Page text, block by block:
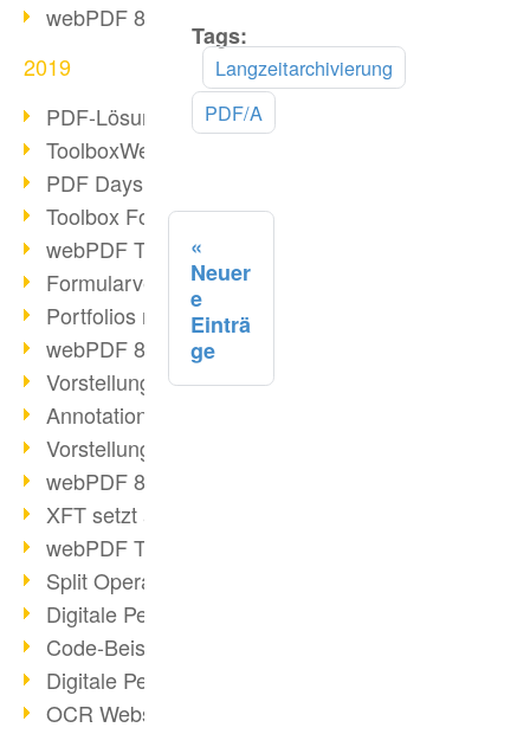
webPDF 8 Neuerungen (Teil 1)
2019
PDF-Lösung für Unternehmen
ToolboxWebService Print Operation
PDF Days 2020
Toolbox Forms Operation
webPDF Toolbox Delete
Formularverarbeitung mit webPDF
Portfolios mit webPDF erstellen
webPDF 8.0 gestartet
Vorstellung weiterer ActionTypes
AnnotationSelection Objekt
Vorstellung weiterer ActionTypes
webPDF 8: Toolbox Neuerungen
XFT setzt auf webPDF
webPDF Toolbox Webservice Image
Split Operation: Dokumente teilen
Digitale Personalakte mit webPDF
Code-Beispiel Attachment Operation
Digitale Personalakte bei REMONDIS
OCR Webservice
Tags:
Langzeitarchivierung
PDF/A
Neuer
e
Einträ
ge